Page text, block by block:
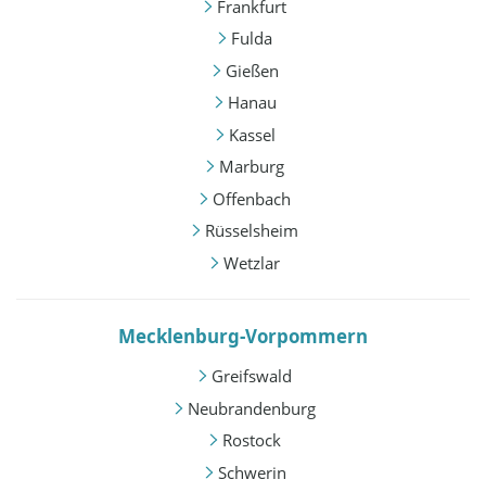
Frankfurt
Fulda
Gießen
Hanau
Kassel
Marburg
Offenbach
Rüsselsheim
Wetzlar
Mecklenburg-Vorpommern
Greifswald
Neubrandenburg
Rostock
Schwerin